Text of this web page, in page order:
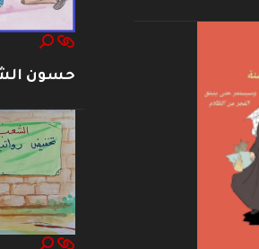
حسون